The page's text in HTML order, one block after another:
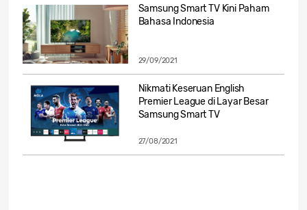
Samsung Smart TV Kini Paham
Bahasa Indonesia
29/09/2021
Nikmati Keseruan English
Premier League di Layar Besar
Samsung Smart TV
27/08/2021